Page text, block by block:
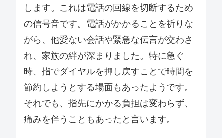
します。これは電話の回線を切断するため
の信号音です。電話がかかることを祈りな
がら、他愛ない会話や緊急な伝言が交わさ
れ、家族の絆が深まりました。特に急ぐ
時、指でダイヤルを押し戻すことで時間を
節約しようとする場面もあったようです。
それでも、指先にかかる負担は変わらず、
痛みを伴うこともあったと言います。